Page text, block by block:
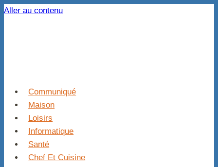
Aller au contenu
Communiqué
Maison
Loisirs
Informatique
Santé
Chef Et Cuisine